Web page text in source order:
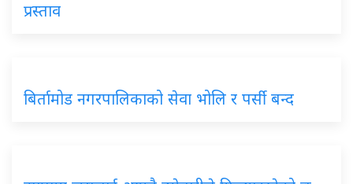
प्रस्ताव
बिर्तामोड नगरपालिकाको सेवा भोलि र पर्सी बन्द